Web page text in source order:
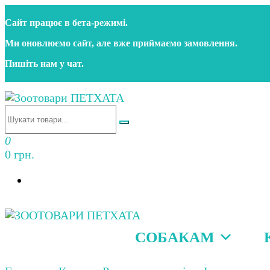
до
контенту
Сайт працює в бета‑режимі.
Ми оновлюємо сайт, але вже приймаємо замовлення.
Пишіть нам у чат.
Зоотовари ПЕТХАТА
Зоомагазин для собак та котів | Корм, іграшки,
0
0 грн.
Зоомагазин для собак та котів | Корм, іграшки,
СОБАКАМ